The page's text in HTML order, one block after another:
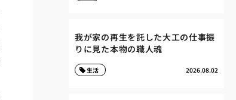
我が家の再生を託した大工の仕事振
りに見た本物の職人魂
2026.08.02
生活